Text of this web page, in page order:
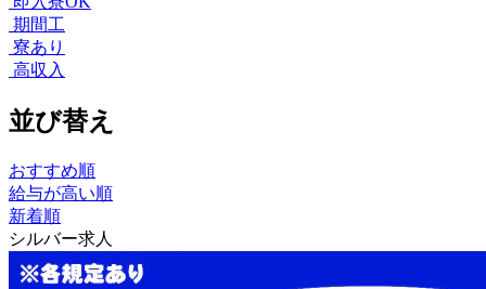
期間工
寮あり
高収入
並び替え
おすすめ順
給与が高い順
新着順
シルバー求人